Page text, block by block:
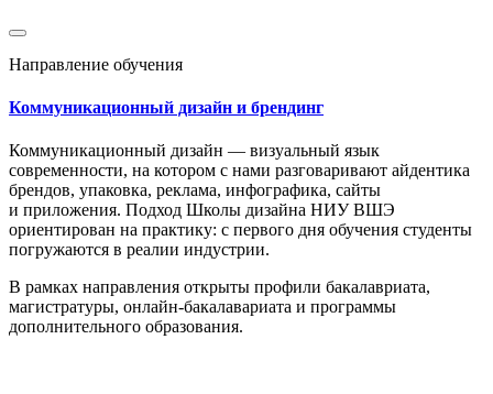
Направление обучения
Коммуникационный дизайн и брендинг
Коммуникационный дизайн — визуальный язык
современности, на котором с нами разговаривают айдентика
брендов, упаковка, реклама, инфографика, сайты
и приложения. Подход Школы дизайна НИУ ВШЭ
ориентирован на практику: с первого дня обучения студенты
погружаются в реалии индустрии.
В рамках направления открыты профили бакалавриата,
магистратуры, онлайн-бакалавариата и программы
дополнительного образования.